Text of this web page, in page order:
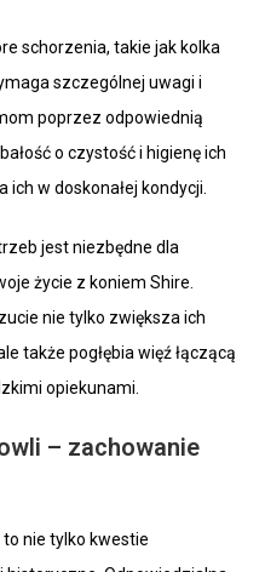
schorzenia, takie jak kolka
szczególnej uwagi i
poprzez odpowiednią
o czystość i higienę ich
w doskonałej kondycji.
jest niezbędne dla
życie z koniem Shire.
nie tylko zwiększa ich
także pogłębia więź łączącą
opiekunami.
– zachowanie
to nie tylko kwestie